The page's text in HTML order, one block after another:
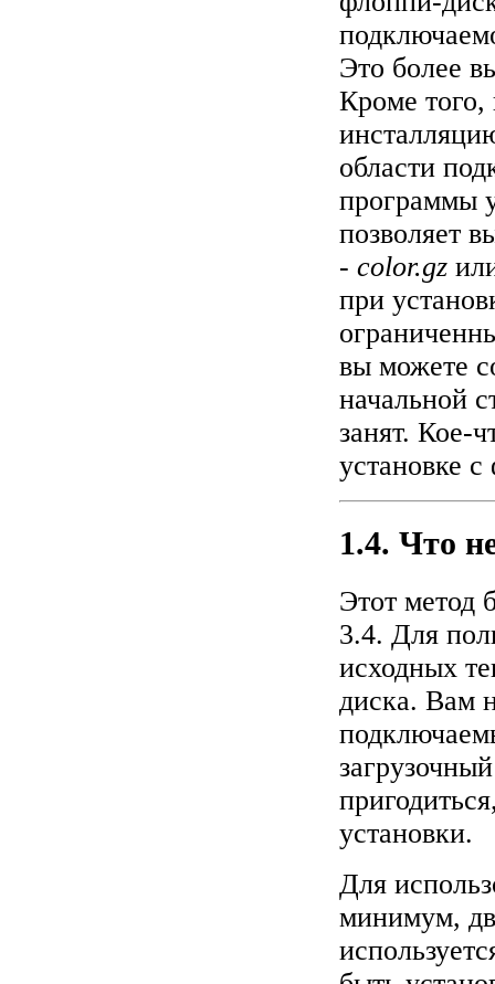
Это более
Кроме
области
программы
позволяет
-color.gz
при
вы можете
начальной
занят. Кое-
установке
1.4. Что
Этот метод
3.4. Для
исходных
диска. Вам
установки.
Для
минимум,